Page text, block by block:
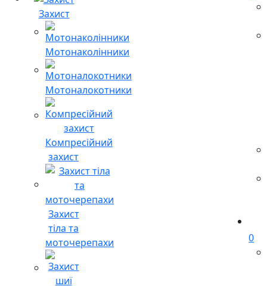
Захист
Мотонаколінники
Мотоналокотники
Компресійний
захист
Захист
тіла та
моточерепахи
0